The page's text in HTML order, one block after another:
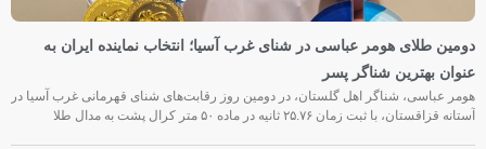
دومین طلای هومر عباسی در شنای غرب آسیا؛ انتخاب نماینده ایران به
عنوان بهترین شناگر پسر
هومر عباسی، شناگر اهل گلستان، در دومین روز رقابت‌های شنای قهرمانی غرب آسیا در
آستانه قزاقستان، با ثبت زمان ۲۵.۷۶ ثانیه در ماده ۵۰ متر کرال پشت به مدال طلا